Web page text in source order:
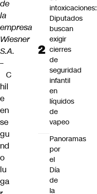
de
la
empresa
Wiesner
S.A.
–
C
hil
e
en
se
gu
nd
o
lu
ga
intoxicaciones:
Diputados
buscan
exigir
cierres
de
seguridad
infantil
en
líquidos
de
vapeo
Panoramas
por
el
Día
de
la